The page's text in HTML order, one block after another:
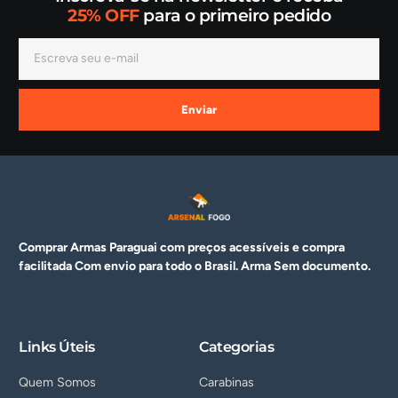
25% OFFpara o primeiro pedido
Enviar
Comprar Armas Paraguai com preços acessíveis e compra
facilitada Com envio para todo o Brasil. ArmaSem documento.
Links Úteis
Quem Somos
Categorias
Carabinas